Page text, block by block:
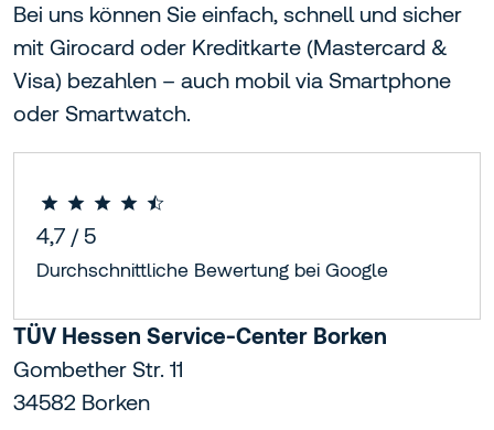
Bei uns können Sie einfach, schnell und sicher
mit Girocard oder Kreditkarte (Mastercard &
Visa) bezahlen – auch mobil via Smartphone
oder Smartwatch.
4,7 / 5
Durchschnittliche Bewertung bei Google
TÜV Hessen Service-Center Borken
Gombether Str. 11
34582 Borken